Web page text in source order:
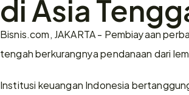
Bisnis.com, JAKARTA - Pembiayaan
tengah berkurangnya pendanaan dari
Institusi keuangan Indonesia